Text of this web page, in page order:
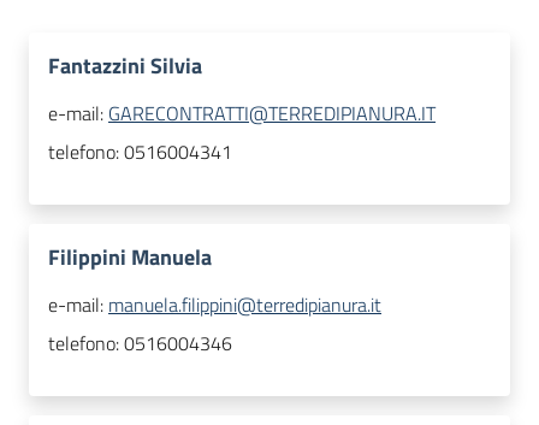
Fantazzini Silvia
e-mail: GARECONTRATTI@TERREDIPIANURA.IT
telefono:0516004341
Filippini Manuela
e-mail: manuela.filippini@terredipianura.it
telefono:0516004346